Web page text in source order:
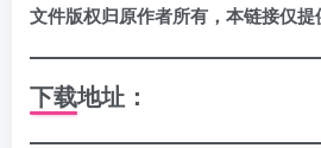
文件版权归原作者所有，本链接仅
下载地址：